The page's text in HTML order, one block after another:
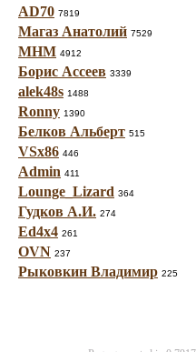
AD70 7819
Магаз Анатолий 7529
МНМ 4912
Борис Ассеев 3339
alek48s 1488
Ronny 1390
Белков Альберт 515
VSx86 446
Admin 411
Lounge_Lizard 364
Гудков А.И. 274
Ed4x4 261
OVN 237
Рыковкин Владимир 225